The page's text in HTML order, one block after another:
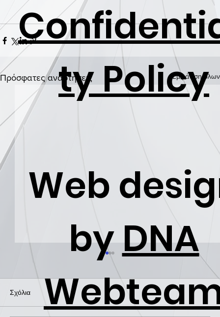
Πρόσφατες αναρτήσεις Εμφάνιση όλων
Σχόλια
ty Policy
Web
by DNA